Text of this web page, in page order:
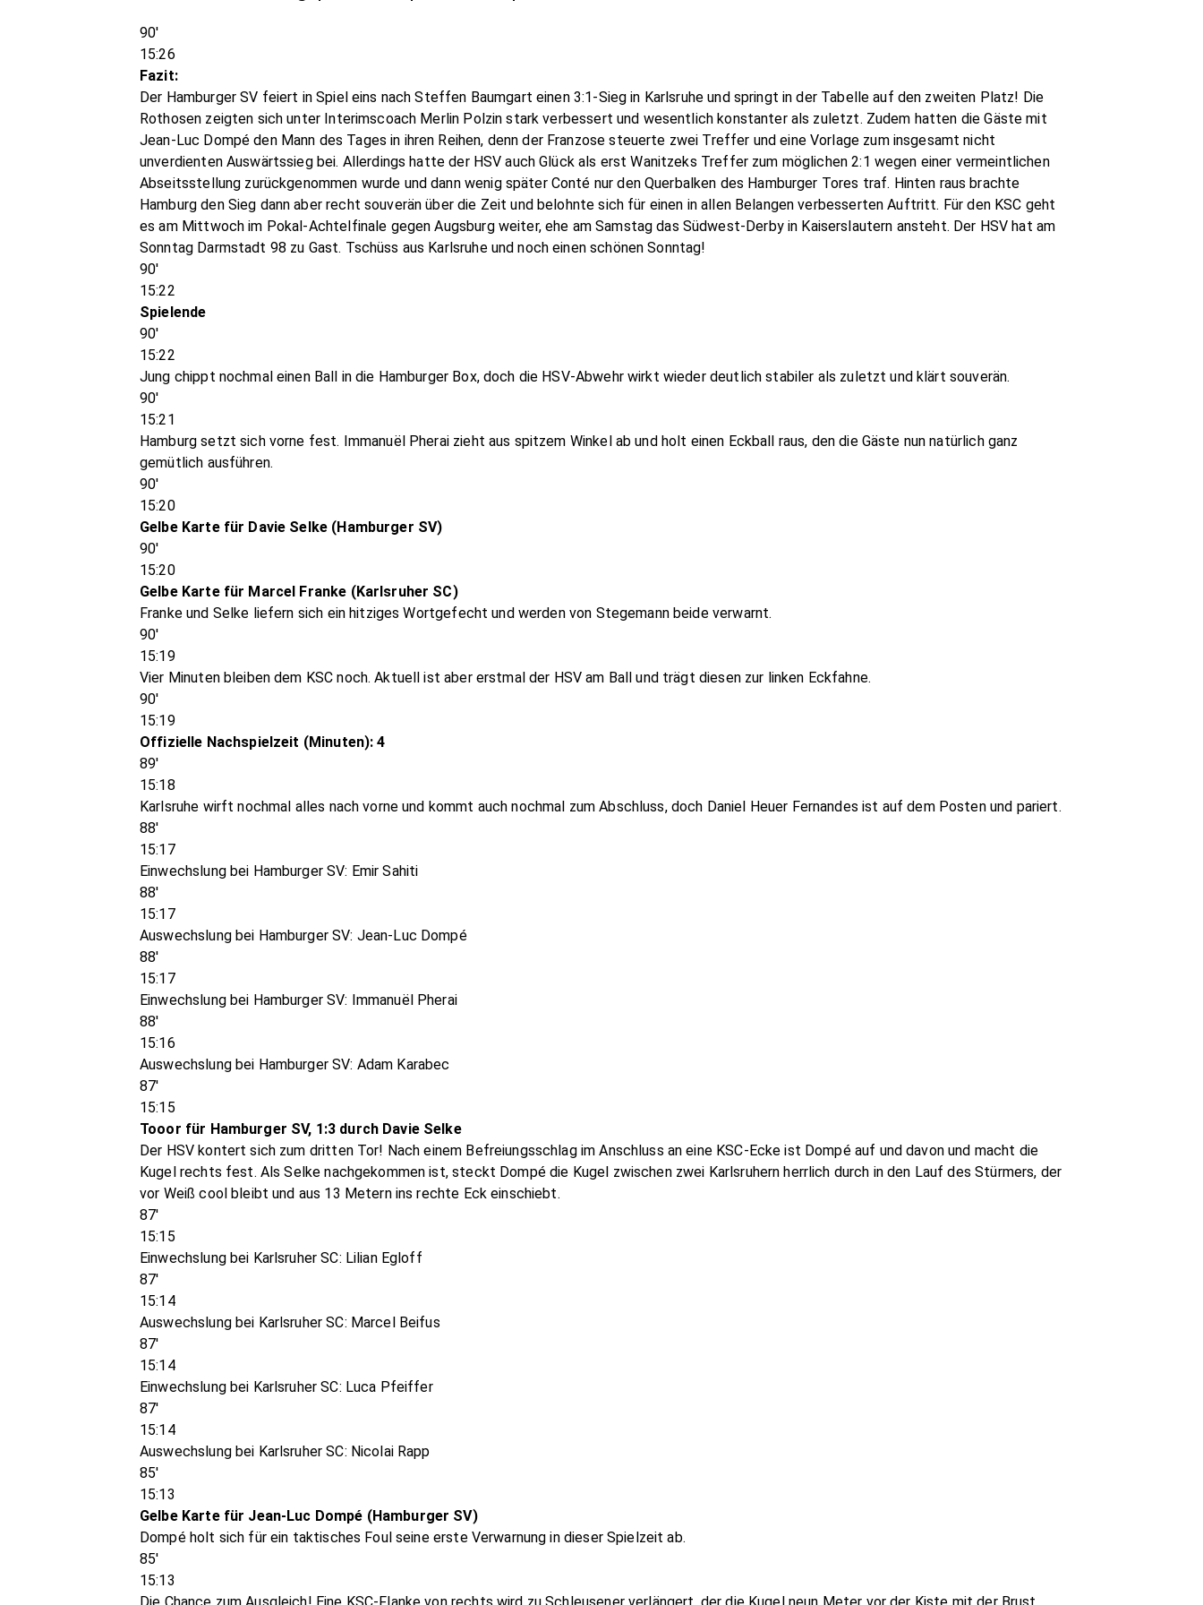
90'
15:26
Fazit:
Der Hamburger SV feiert in Spiel eins nach Steffen Baumgart einen 3:1-Sieg in Karlsruhe und springt in der Tabelle auf den zweiten Platz! Die
Rothosen zeigten sich unter Interimscoach Merlin Polzin stark verbessert und wesentlich konstanter als zuletzt. Zudem hatten die Gäste mit
Jean-Luc Dompé den Mann des Tages in ihren Reihen, denn der Franzose steuerte zwei Treffer und eine Vorlage zum insgesamt nicht
unverdienten Auswärtssieg bei. Allerdings hatte der HSV auch Glück als erst Wanitzeks Treffer zum möglichen 2:1 wegen einer vermeintlichen
Abseitsstellung zurückgenommen wurde und dann wenig später Conté nur den Querbalken des Hamburger Tores traf. Hinten raus brachte
Hamburg den Sieg dann aber recht souverän über die Zeit und belohnte sich für einen in allen Belangen verbesserten Auftritt. Für den KSC geht
es am Mittwoch im Pokal-Achtelfinale gegen Augsburg weiter, ehe am Samstag das Südwest-Derby in Kaiserslautern ansteht. Der HSV hat am
Sonntag Darmstadt 98 zu Gast. Tschüss aus Karlsruhe und noch einen schönen Sonntag!
90'
15:22
Spielende
90'
15:22
Jung chippt nochmal einen Ball in die Hamburger Box, doch die HSV-Abwehr wirkt wieder deutlich stabiler als zuletzt und klärt souverän.
90'
15:21
Hamburg setzt sich vorne fest. Immanuël Pherai zieht aus spitzem Winkel ab und holt einen Eckball raus, den die Gäste nun natürlich ganz
gemütlich ausführen.
90'
15:20
Gelbe Karte für Davie Selke (Hamburger SV)
90'
15:20
Gelbe Karte für Marcel Franke (Karlsruher SC)
Franke und Selke liefern sich ein hitziges Wortgefecht und werden von Stegemann beide verwarnt.
90'
15:19
Vier Minuten bleiben dem KSC noch. Aktuell ist aber erstmal der HSV am Ball und trägt diesen zur linken Eckfahne.
90'
15:19
Offizielle Nachspielzeit (Minuten): 4
89'
15:18
Karlsruhe wirft nochmal alles nach vorne und kommt auch nochmal zum Abschluss, doch Daniel Heuer Fernandes ist auf dem Posten und pariert.
88'
15:17
Einwechslung bei Hamburger SV: Emir Sahiti
88'
15:17
Auswechslung bei Hamburger SV: Jean-Luc Dompé
88'
15:17
Einwechslung bei Hamburger SV: Immanuël Pherai
88'
15:16
Auswechslung bei Hamburger SV: Adam Karabec
87'
15:15
Tooor für Hamburger SV, 1:3 durch Davie Selke
Der HSV kontert sich zum dritten Tor! Nach einem Befreiungsschlag im Anschluss an eine KSC-Ecke ist Dompé auf und davon und macht die
Kugel rechts fest. Als Selke nachgekommen ist, steckt Dompé die Kugel zwischen zwei Karlsruhern herrlich durch in den Lauf des Stürmers, der
vor Weiß cool bleibt und aus 13 Metern ins rechte Eck einschiebt.
87'
15:15
Einwechslung bei Karlsruher SC: Lilian Egloff
87'
15:14
Auswechslung bei Karlsruher SC: Marcel Beifus
87'
15:14
Einwechslung bei Karlsruher SC: Luca Pfeiffer
87'
15:14
Auswechslung bei Karlsruher SC: Nicolai Rapp
85'
15:13
Gelbe Karte für Jean-Luc Dompé (Hamburger SV)
Dompé holt sich für ein taktisches Foul seine erste Verwarnung in dieser Spielzeit ab.
85'
15:13